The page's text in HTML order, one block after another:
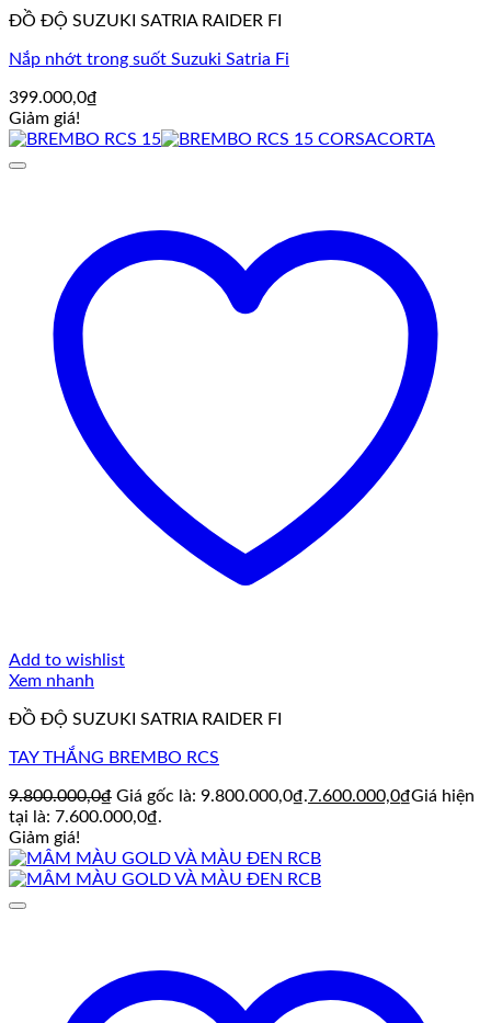
ĐỒ ĐỘ SUZUKI SATRIA RAIDER FI
Nắp nhớt trong suốt Suzuki Satria Fi
399.000,0₫
Giảm giá!
Add to wishlist
Xem nhanh
ĐỒ ĐỘ SUZUKI SATRIA RAIDER FI
TAY THẮNG BREMBO RCS
9.800.000,0₫ Giá gốc là: 9.800.000,0₫.7.600.000,0₫Giá hiện
tại là: 7.600.000,0₫.
Giảm giá!